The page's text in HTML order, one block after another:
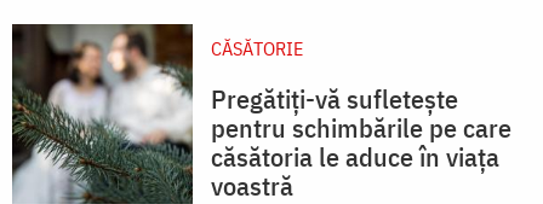
CĂSĂTORIE
Pregătiți-vă sufletește
pentru schimbările pe care
căsătoria le aduce în viața
voastră